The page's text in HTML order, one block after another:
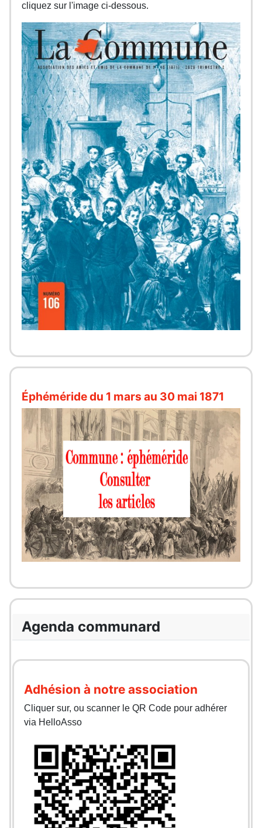
cliquez sur l'image ci-dessous.
Éphéméride du 1 mars au 30 mai 1871
Agenda communard
Adhésion à notre association
Cliquer sur, ou scanner le QR Code pour adhérer
via HelloAsso